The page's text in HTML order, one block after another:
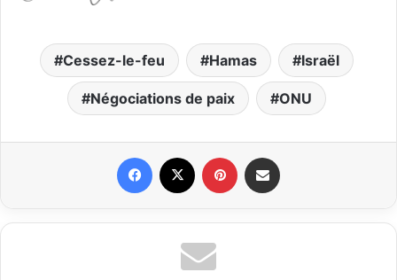
Cessez-le-feu Hamas Israël
Négociations de paix ONU